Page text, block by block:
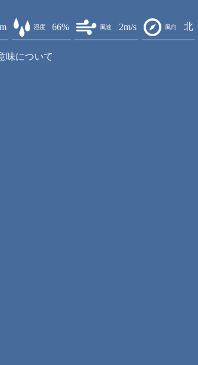
湿度 66% 風速 2m/s 風向 北
味について